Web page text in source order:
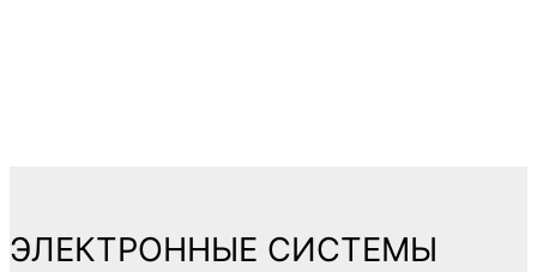
ЭЛЕКТРОННЫЕ СИСТЕМЫ